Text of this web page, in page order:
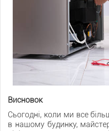
Висновок
Сьогодні, коли ми все
в нашому будинку,